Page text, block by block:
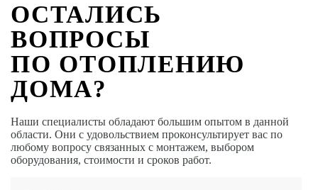
ОСТАЛИСЬ
ВОПРОСЫ
ПО ОТОПЛЕНИЮ
ДОМА?
Наши специалисты обладают большим опытом в данной
области. Они с удовольствием проконсультирует вас по
любому вопросу связанных с монтажем, выбором
оборудования, стоимости и сроков работ.